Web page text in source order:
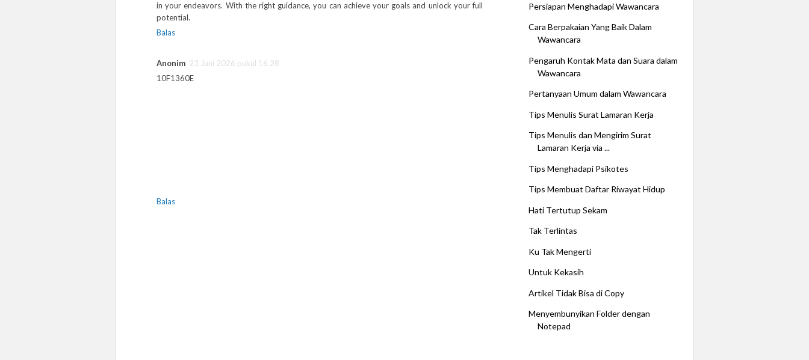
in your endeavors. With the right guidance, you can achieve your goals and unlock your full
potential.
Balas
Anonim 23 Juni 2026 pukul 16.28
10F1360E
Balas
Persiapan Menghadapi Wawancara
Cara Berpakaian Yang Baik Dalam
Wawancara
Pengaruh Kontak Mata dan Suara dalam
Wawancara
Pertanyaan Umum dalam Wawancara
Tips Menulis Surat Lamaran Kerja
Tips Menulis dan Mengirim Surat
Lamaran Kerja via ...
Tips Menghadapi Psikotes
Tips Membuat Daftar Riwayat Hidup
Hati Tertutup Sekam
Tak Terlintas
Ku Tak Mengerti
Untuk Kekasih
Artikel Tidak Bisa di Copy
Menyembunyikan Folder dengan
Notepad